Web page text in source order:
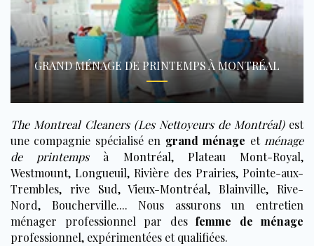
GRAND MÉNAGE DE PRINTEMPS À MONTRÉAL
The Montreal Cleaners (Les Nettoyeurs de Montréal)est
une compagnie spécialisé en grand ménage etménage
de printempsà Montréal, Plateau Mont-Royal,
Westmount,Longueuil, Rivière des Prairies, Pointe-aux-
Trembles, rive Sud,Vieux-Montréal,Blainville, Rive-
Nord, Boucherville.... Nous assurons un entretien
ménager professionnel par des femme de ménage
professionnel, expérimentées et qualifiées.